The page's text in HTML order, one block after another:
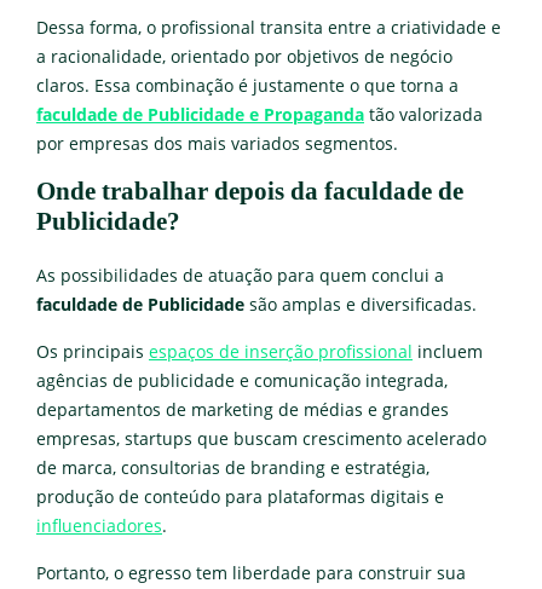
Dessa forma, o profissional transita entre a criatividade e
a racionalidade, orientado por objetivos de negócio
claros. Essa combinação é justamente o que torna a
faculdade de Publicidade e Propaganda tão valorizada
por empresas dos mais variados segmentos.
Onde trabalhar depois da faculdade de
Publicidade?
As possibilidades de atuação para quem conclui a
faculdade de Publicidade são amplas e diversificadas.
Os principais espaços de inserção profissional incluem
agências de publicidade e comunicação integrada,
departamentos de marketing de médias e grandes
empresas, startups que buscam crescimento acelerado
de marca, consultorias de branding e estratégia,
produção de conteúdo para plataformas digitais e
influenciadores.
Portanto, o egresso tem liberdade para construir sua